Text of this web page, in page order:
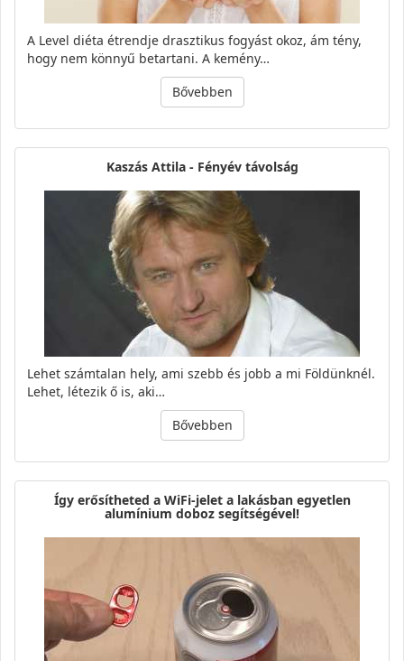
A Level diéta étrendje drasztikus fogyást okoz, ám tény,
hogy nem könnyű betartani. A kemény…
Bővebben
Kaszás Attila - Fényév távolság
Lehet számtalan hely, ami szebb és jobb a mi Földünknél.
Lehet, létezik ő is, aki…
Bővebben
Így erősítheted a WiFi-jelet a lakásban egyetlen
alumínium doboz segítségével!